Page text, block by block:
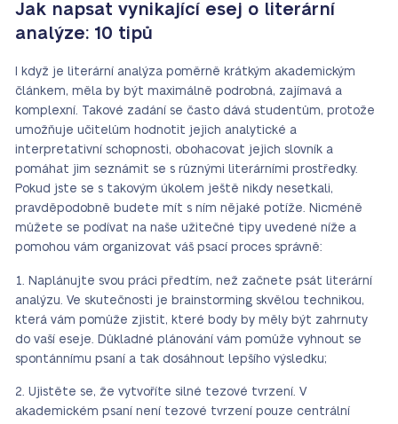
Jak napsat vynikající esej o literární
analýze: 10 tipů
I když je literární analýza poměrně krátkým akademickým
článkem, měla by být maximálně podrobná, zajímavá a
komplexní. Takové zadání se často dává studentům, protože
umožňuje učitelům hodnotit jejich analytické a
interpretativní schopnosti, obohacovat jejich slovník a
pomáhat jim seznámit se s různými literárními prostředky.
Pokud jste se s takovým úkolem ještě nikdy nesetkali,
pravděpodobně budete mít s ním nějaké potíže. Nicméně
můžete se podívat na naše užitečné tipy uvedené níže a
pomohou vám organizovat váš psací proces správně:
Naplánujte svou práci předtím, než začnete psát literární
analýzu. Ve skutečnosti je brainstorming skvělou technikou,
která vám pomůže zjistit, které body by měly být zahrnuty
do vaší eseje. Důkladné plánování vám pomůže vyhnout se
spontánnímu psaní a tak dosáhnout lepšího výsledku;
Ujistěte se, že vytvoříte silné tezové tvrzení. V
akademickém psaní není tezové tvrzení pouze centrální